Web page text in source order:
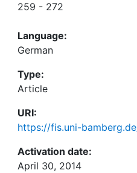
259 - 272
Language:
German
Type:
Article
URI:
https://fis.uni-
Activation date:
April 30, 2014